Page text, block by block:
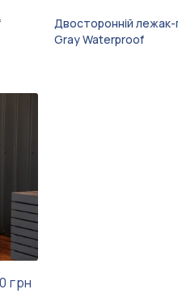
Двосторонній
Gray Waterproof
грн